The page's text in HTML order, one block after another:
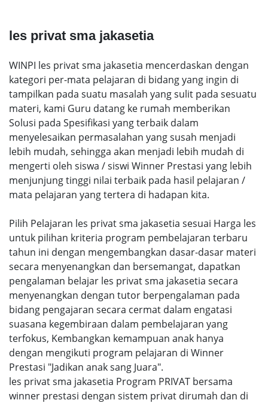
les privat sma jakasetia
WINPI les privat sma jakasetia mencerdaskan dengan
kategori per-mata pelajaran di bidang yang ingin di
tampilkan pada suatu masalah yang sulit pada sesuatu
materi, kami Guru datang ke rumah memberikan
Solusi pada Spesifikasi yang terbaik dalam
menyelesaikan permasalahan yang susah menjadi
lebih mudah, sehingga akan menjadi lebih mudah di
mengerti oleh siswa / siswi Winner Prestasi yang lebih
menjunjung tinggi nilai terbaik pada hasil pelajaran /
mata pelajaran yang tertera di hadapan kita.
Pilih Pelajaran les privat sma jakasetia sesuai Harga les
untuk pilihan kriteria program pembelajaran terbaru
tahun ini dengan mengembangkan dasar-dasar materi
secara menyenangkan dan bersemangat, dapatkan
pengalaman belajar les privat sma jakasetia secara
menyenangkan dengan tutor berpengalaman pada
bidang pengajaran secara cermat dalam engatasi
suasana kegembiraan dalam pembelajaran yang
terfokus, Kembangkan kemampuan anak hanya
dengan mengikuti program pelajaran di Winner
Prestasi "Jadikan anak sang Juara".
les privat sma jakasetia Program PRIVAT bersama
winner prestasi dengan sistem privat dirumah dan di